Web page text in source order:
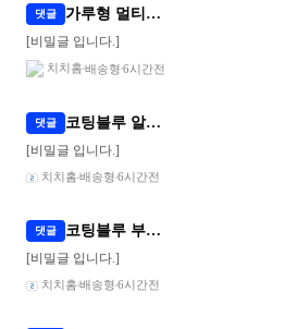
댓글 가루형 멀티비타민 블로그단 모집합니다 ! (배송형)
[비밀글 입니다.]
치치홈 배송형 6시간전
댓글 코팅블루 알러지케어 고정밴드 침대패드 체험단 모집
[비밀글 입니다.]
치치홈 배송형 6시간전
댓글 코팅블루 부드러운 알러지 케어 차렵이불 블로그 체험단 모집
[비밀글 입니다.]
치치홈 배송형 6시간전